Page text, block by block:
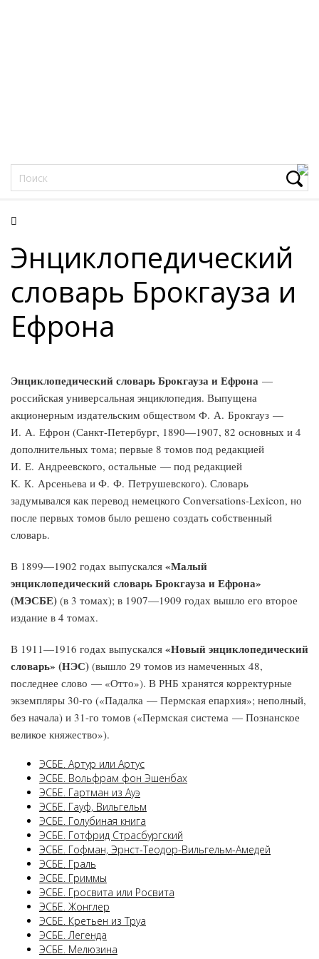
Энциклопедический
словарь Брокгауза и
Ефрона
Энциклопедический словарь Брокгауза и Ефрона —
российская универсальная энциклопедия. Выпущена
акционерным издательским обществом Ф. А. Брокгауз —
И. А. Ефрон (Санкт-Петербург, 1890—1907, 82 основных и 4
дополнительных тома; первые 8 томов под редакцией
И. Е. Андреевского, остальные — под редакцией
К. К. Арсеньева и Ф. Ф. Петрушевского). Словарь
задумывался как перевод немецкого Conversations-Lexicon, но
после первых томов было решено создать собственный
словарь.
В 1899—1902 годах выпускался «Малый
энциклопедический словарь Брокгауза и Ефрона»
(МЭСБЕ) (в 3 томах); в 1907—1909 годах вышло его второе
издание в 4 томах.
В 1911—1916 годах выпускался «Новый энциклопедический
словарь» (НЭС) (вышло 29 томов из намеченных 48,
последнее слово — «Отто»). В РНБ хранятся корректурные
экземпляры 30-го («Падалка — Пермская епархия»; неполный,
без начала) и 31-го томов («Пермская система — Познанское
великое княжество»).
ЭСБЕ. Артур или Артус
ЭСБЕ. Вольфрам фон Эшенбах
ЭСБЕ. Гартман из Ауэ
ЭСБЕ. Гауф, Вильгельм
ЭСБЕ. Голубиная книга
ЭСБЕ. Готфрид Страсбургский
ЭСБЕ. Гофман, Эрнст-Теодор-Вильгельм-Амедей
ЭСБЕ. Граль
ЭСБЕ. Гриммы
ЭСБЕ. Гросвита или Росвита
ЭСБЕ. Жонглер
ЭСБЕ. Кретьен из Труа
ЭСБЕ. Легенда
ЭСБЕ. Мелюзина